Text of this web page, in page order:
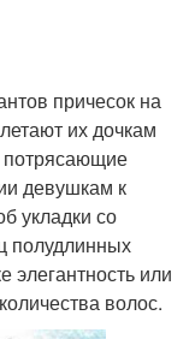
причесок на
их дочкам
потрясающие
девушкам к
укладки со
полудлинных
элегантность или
волос.